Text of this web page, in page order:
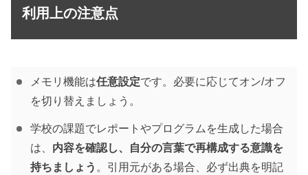
利用上の注意点
メモリ機能は任意設定です。必要に応じてオン/オフ
を切り替えましょう。
学校の課題でレポートやプログラムを生成した場合
は、 内容を確認し、自分の言葉で再構成する意識を
持ちましょう 。引用元がある場合、必ず出典を明記